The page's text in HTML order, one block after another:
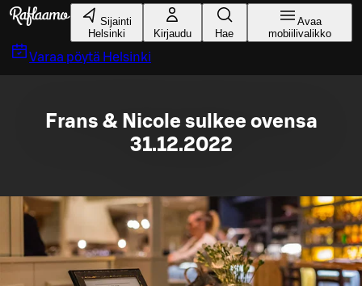
Siirry pääsisältöön
Sijainti
Helsinki
Kirjaudu Hae
Avaa
mobiilivalikko
Varaa pöytä Helsinki
Frans & Nicole sulkee ovensa
31.12.2022